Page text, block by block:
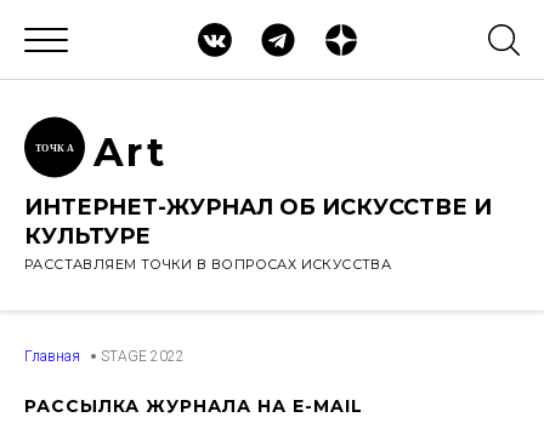
ТОЧК А Art
ИНТЕРНЕТ-ЖУРНАЛ ОБ ИСКУССТВЕ И
КУЛЬТУРЕ
РАССТАВЛЯЕМ ТОЧКИ В ВОПРОСАХ ИСКУССТВА
Главная STAGE 2022
РАССЫЛКА ЖУРНАЛА НА E-MAIL